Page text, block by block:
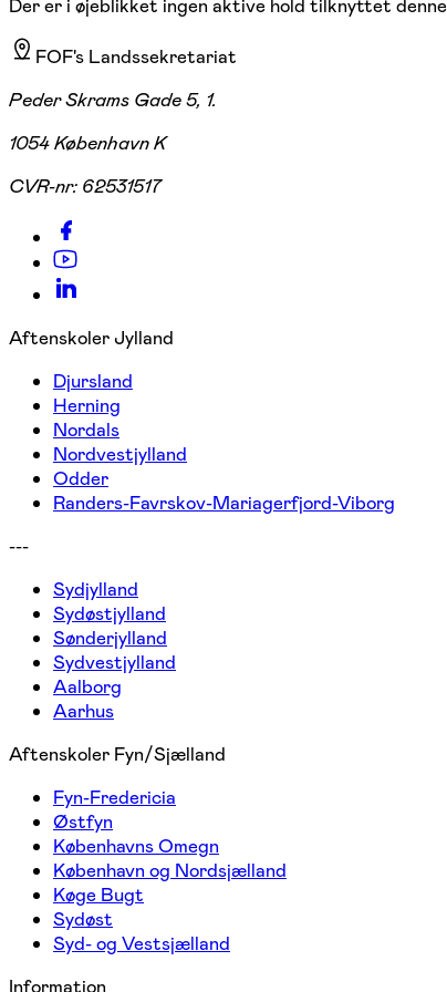
Der er i øjeblikket ingen aktive hold tilknyttet
FOF's Landssekretariat
Peder Skrams Gade 5, 1.
1054 København K
CVR-nr: 62531517
Aftenskoler Jylland
Djursland
Herning
Nordals
Nordvestjylland
Odder
Randers-Favrskov-Mariagerfjord-Viborg
---
Sydjylland
Sydøstjylland
Sønderjylland
Sydvestjylland
Aalborg
Aarhus
Aftenskoler Fyn/Sjælland
Fyn-Fredericia
Østfyn
Københavns Omegn
København og Nordsjælland
Køge Bugt
Sydøst
Syd- og Vestsjælland
Information